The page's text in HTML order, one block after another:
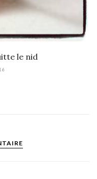
le nid